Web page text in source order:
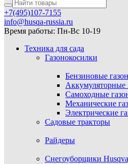
+7(495)107-7155
info@husqa-russia.ru
Время работы: Пн-Вс 10-19
Техника для сада
Газонокосилки
Бензиновые
Аккумуляторные
Самоходные
Механические
Электрические
Садовые тракторы
Райдеры
Снегоуборщики